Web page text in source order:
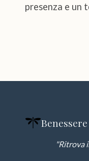
presenza e un
"Ritrova